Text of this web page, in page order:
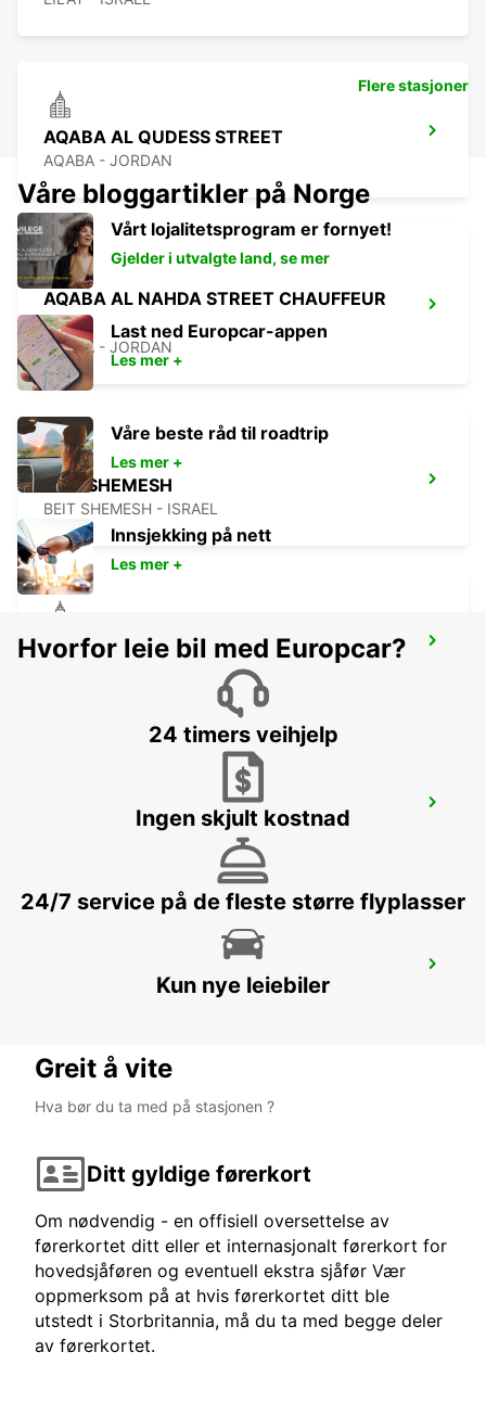
AQABA AL QUDESS STREET
AQABA - JORDAN
AQABA AL NAHDA STREET CHAUFFEUR
SER
AQABA - JORDAN
BEIT SHEMESH
BEIT SHEMESH - ISRAEL
JERUSALEM KING DAVID
ASHDOD - ISRAEL
QUEEN ALIA INT APT CHAUFFEUR SERV
AMMAN - JORDAN
Flere stasjoner
Våre bloggartikler på Norge
Vårt lojalitetsprogram er fornyet!
Gjelder i utvalgte land, se mer
Last ned Europcar-appen
Les mer +
Våre beste råd til roadtrip
Les mer +
Innsjekking på nett
Les mer +
Hvorfor leie bil med Europcar?
24 timers veihjelp
Ingen skjult kostnad
24/7 service på de fleste større flyplasser
Kun nye leiebiler
Greit å vite
Hva bør du ta med på stasjonen ?
Ditt gyldige førerkort
Om nødvendig - en offisiell oversettelse av
førerkortet ditt eller et internasjonalt førerkort for
hovedsjåføren og eventuell ekstra sjåfør Vær
oppmerksom på at hvis førerkortet ditt ble
utstedt i Storbritannia, må du ta med begge deler
av førerkortet.